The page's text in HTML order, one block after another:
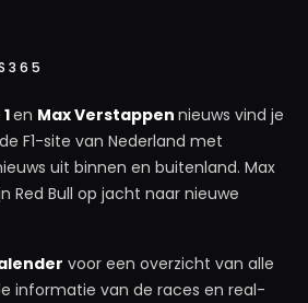
en Max Verstappen nieuws vind je
F1-site van Nederland met
uit binnen en buitenland. Max
Red Bull op jacht naar nieuwe
voor een overzicht van alle
informatie van de races en real-